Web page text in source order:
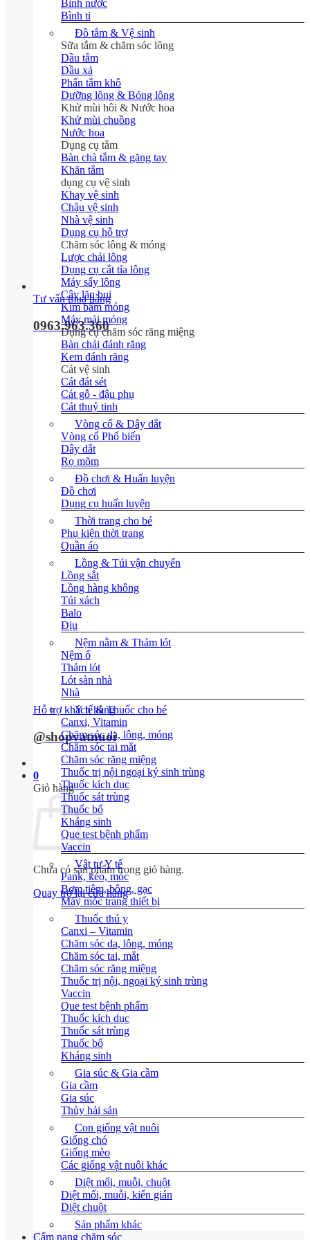
Tư vấn mua hàng
0963.963.360
Hỗ trợ khách hàng
@shopvatnuoi
0
Giỏ hàng
Chưa có sản phẩm trong giỏ hàng.
Quay trở lại cửa hàng
Bình nước
Bình ti
Đồ tắm & Vệ sinh
Sữa tắm & chăm sóc lông
Dầu tắm
Dầu xả
Phấn tắm khô
Dưỡng lông & Bóng lông
Khử mùi hôi & Nước hoa
Khử mùi chuồng
Nước hoa
Dụng cụ tắm
Bàn chà tắm & găng tay
Khăn tắm
dụng cụ vệ sinh
Khay vệ sinh
Chậu vệ sinh
Nhà vệ sinh
Dụng cụ hỗ trợ
Chăm sóc lông & móng
Lược chải lông
Dụng cụ cắt tỉa lông
Máy sấy lông
Cây lăn bụi
Kìm bấm móng
Máy mài móng
Dụng cụ chăm sóc răng miệng
Bàn chải đánh răng
Kem đánh răng
Cát vệ sinh
Cát đát sét
Cát gỗ - đậu phụ
Cát thuỷ tinh
Vòng cổ & Dây dắt
Vòng cổ
Dây dắt
Rọ mõm
Đồ chơi & Huấn luyện
Đồ chơi
Dụng cụ huấn luyện
Thời trang cho bé
Phụ kiện thời trang
Quần áo
Lồng & Túi vận chuyển
Lồng sắt
Lồng hàng không
Túi xách
Balo
Địu
Nệm nằm & Thảm lót
Nệm ổ
Thảm lót
Lót sàn nhà
Nhà
Y tế & Thuốc cho bé
Canxi, Vitamin
Chăm sóc da, lông, móng
Chăm sóc tai mắt
Chăm sóc răng miệng
Thuốc trị nội ngoại ký sinh trùng
Thuốc kích dục
Thuốc sát trùng
Thuốc bổ
Kháng sinh
Que test bệnh phẩm
Vaccin
Vật tư Y tế
Pank, kéo, móc
Bơm tiêm, bông, gạc
Máy móc trang thiết bị
Thuốc thú y
Canxi – Vitamin
Chăm sóc da, lông, móng
Chăm sóc tai, mắt
Chăm sóc răng miệng
Thuốc trị nội, ngoại ký sinh trùng
Vaccin
Que test bệnh phẩm
Thuốc kích dục
Thuốc sát trùng
Thuốc bổ
Kháng sinh
Gia súc & Gia cầm
Gia cầm
Gia súc
Thủy hải sản
Con giống vật nuôi
Giống chó
Giống mèo
Các giống vật nuôi khác
Diệt mối, muỗi, chuột
Diệt mối, muỗi, kiến gián
Diệt chuột
Sản phẩm khác
Cẩm nang chăm sóc